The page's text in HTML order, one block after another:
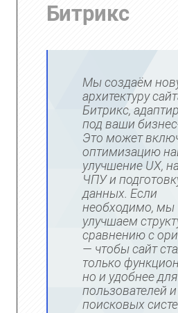
Битрикс
Мы создаём
архитектуру
Битрикс,
под ваши
Это может
оптимизацию
улучшение UX,
ЧПУ и
данных. Если
необходимо, мы
улучшаем
сравнению с
— чтобы сайт
только
но и удобнее для
пользователей и
поисковых